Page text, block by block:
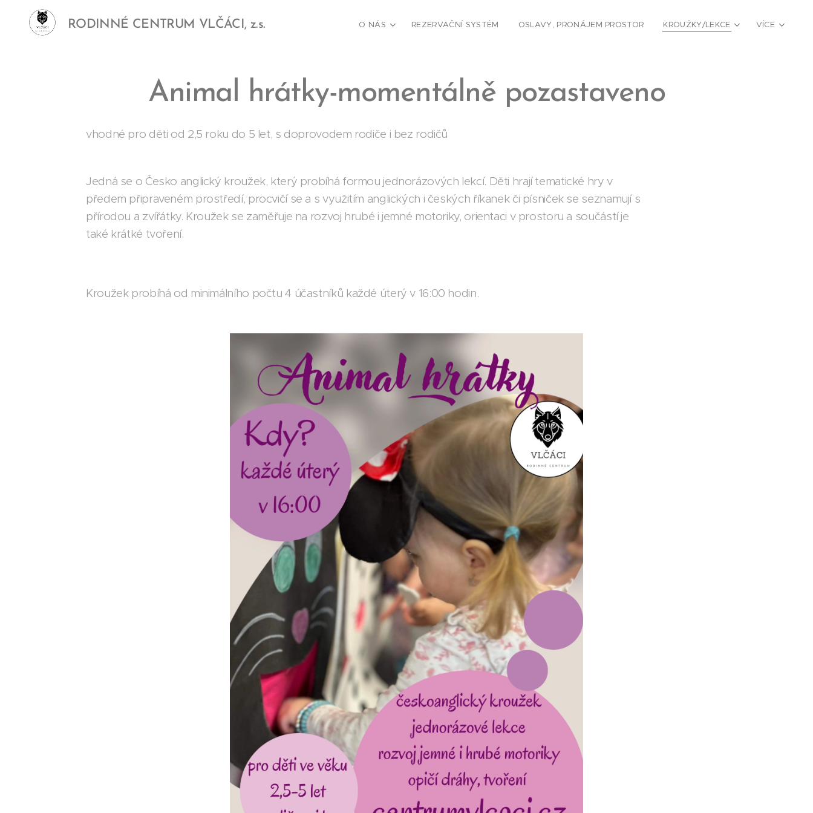
RODINNÉ CENTRUM VLČÁCI, z.s. O NÁS REZERVAČNÍ SYSTÉM OSLAVY, PRONÁJEM PROSTOR KROUŽKY/LEKCE VÍCE
Animal hrátky-momentálně pozastaveno
vhodné pro děti od 2,5 roku do 5 let, s doprovodem rodiče i bez rodičů
Jedná se o Česko anglický kroužek, který probíhá formou jednorázových lekcí. Děti hrají tematické hry v
předem připraveném prostředí, procvičí se a s využitím anglických i českých říkanek či písniček se seznamují s
přírodou a zvířátky. Kroužek se zaměřuje na rozvoj hrubé i jemné motoriky, orientaci v prostoru a součástí je
také krátké tvoření.
Kroužek probíhá od minimálního počtu 4 účastníků každé úterý v 16:00 hodin.